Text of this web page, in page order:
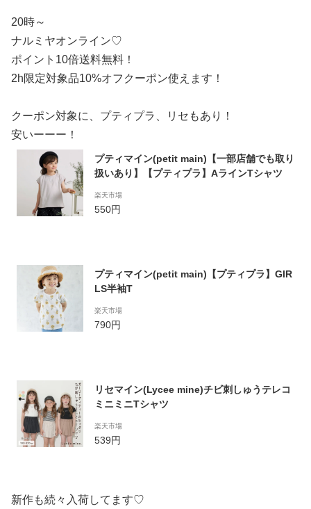
20時～
ナルミヤオンライン♡
ポイント10倍送料無料！
2h限定対象品10%オフクーポン使えます！
クーポン対象に、プティプラ、リセもあり！
安いーーー！
プティマイン(petit main)【一部店舗でも取り
扱いあり】【プティプラ】AラインTシャツ
楽天市場
550円
プティマイン(petit main)【プティプラ】GIR
LS半袖T
楽天市場
790円
リセマイン(Lycee mine)チビ刺しゅうテレコ
ミニミニTシャツ
楽天市場
539円
新作も続々入荷してます♡